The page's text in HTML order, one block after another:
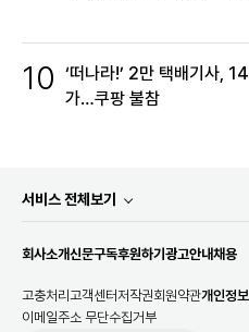
10 ‘떠나라!’ 2만 택배기사,
가…쿠팡 불참
서비스 전체보기
회사소개신문구독후원하기 광고안내채용
고충처리 고객센터저작권회원약관개인정
이메일주소 무단수집거부